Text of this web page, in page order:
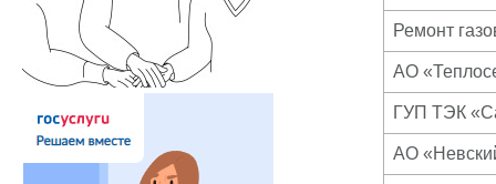
Ремонт
АО
ГУП ТЭК
АО